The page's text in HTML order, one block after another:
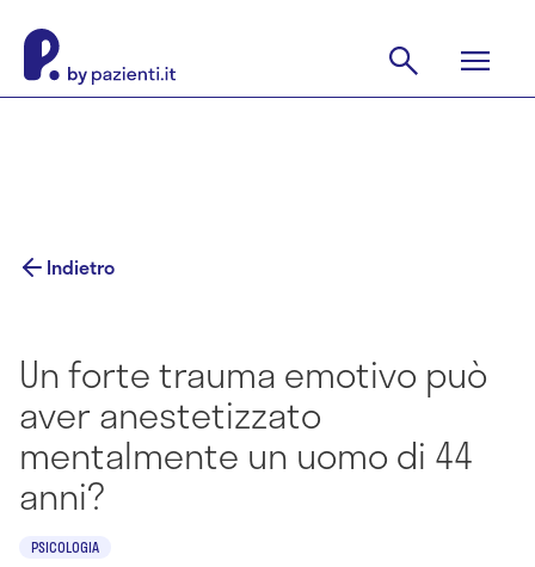
Indietro
Un forte trauma emotivo può
aver anestetizzato
mentalmente un uomo di 44
anni?
PSICOLOGIA